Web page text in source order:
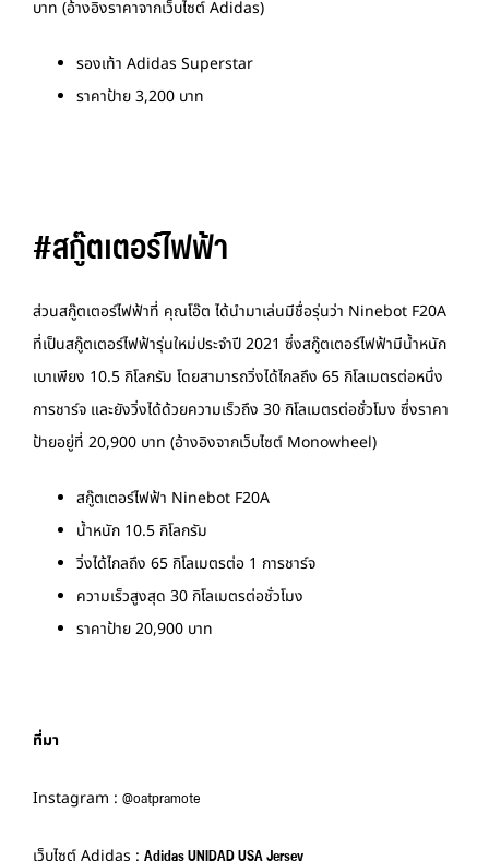
บาท (อ้างอิงราคาจากเว็บไซต์ Adidas)
รองเท้า Adidas Superstar
ราคาป้าย 3,200 บาท
#สกู๊ตเตอร์ไฟฟ้า
ส่วนสกู๊ตเตอร์ไฟฟ้าที่ คุณโอ๊ต ได้นำมาเล่นมีชื่อรุ่นว่า Ninebot F20A
ที่เป็นสกู๊ตเตอร์ไฟฟ้ารุ่นใหม่ประจำปี 2021 ซึ่งสกู๊ตเตอร์ไฟฟ้ามีน้ำหนัก
เบาเพียง 10.5 กิโลกรัม โดยสามารถวิ่งได้ไกลถึง 65 กิโลเมตรต่อหนึ่ง
การชาร์จ และยังวิ่งได้ด้วยความเร็วถึง 30 กิโลเมตรต่อชั่วโมง ซึ่งราคา
ป้ายอยู่ที่ 20,900 บาท (อ้างอิงจากเว็บไซต์ Monowheel)
สกู๊ตเตอร์ไฟฟ้า Ninebot F20A
น้ำหนัก 10.5 กิโลกรัม
วิ่งได้ไกลถึง 65 กิโลเมตรต่อ 1 การชาร์จ
ความเร็วสูงสุด 30 กิโลเมตรต่อชั่วโมง
ราคาป้าย 20,900 บาท
ที่มา
Instagram : @oatpramote
เว็บไซต์ Adidas : Adidas UNIDAD USA Jersey